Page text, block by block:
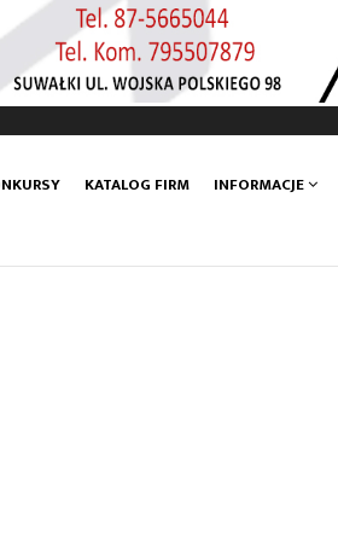
KATALOG FIRM INFORMACJE